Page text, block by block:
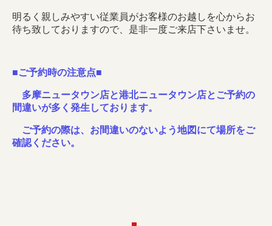
明るく親しみやすい従業員がお客様のお越しを心からお
待ち致しておりますので、是非一度ご来店下さいませ。
■ご予約時の注意点■
多摩ニュータウン店と港北ニュータウン店とご予約の
間違いが多く発生しております。
ご予約の際は、お間違いのないよう地図にて場所をご
確認ください。